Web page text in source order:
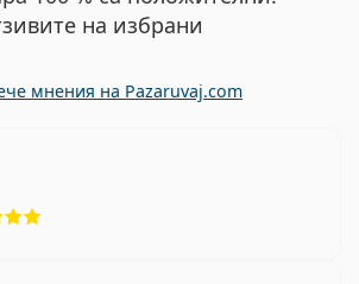
на избрани
мнения на Pazaruvaj.com